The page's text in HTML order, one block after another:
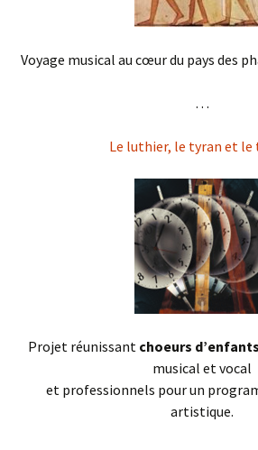
Voyage musical au cœur du pays des
. . .
Le luthier, le tyran et le
Projet réunissant choeurs d’enfants
musical et vocal
et professionnels pour un
artistique.